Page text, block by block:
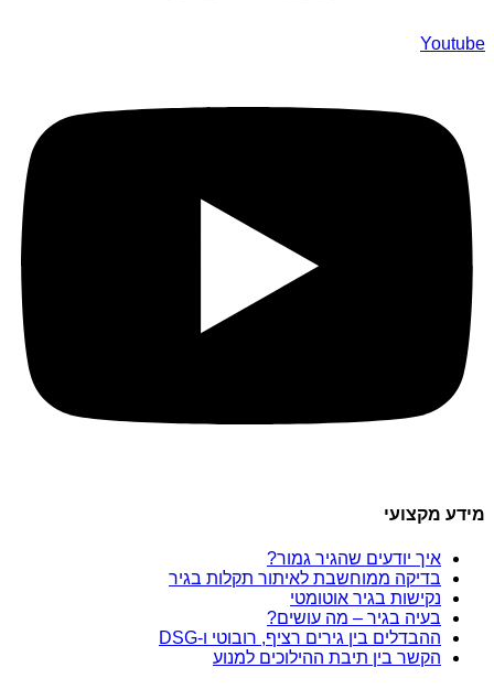
Youtube
מידע מקצועי
איך יודעים שהגיר גמור?
בדיקה ממוחשבת לאיתור תקלות בגיר
נקישות בגיר אוטומטי
בעיה בגיר – מה עושים?
ההבדלים בין גירים רציף, רובוטי ו-DSG
הקשר בין תיבת ההילוכים למנוע